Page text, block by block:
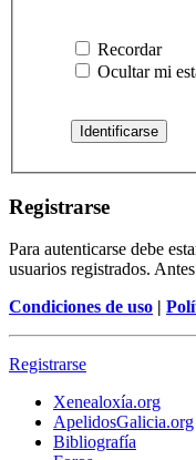
Recordar
Ocultar mi
Registrarse
Para autenticarse debe
usuarios registrados.
Condiciones de uso |
Registrarse
Xenealoxía.org
ApelidosGalicia.org
Bibliografía